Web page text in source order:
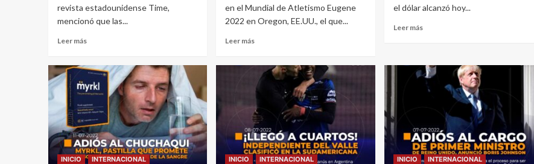
revista estadounidense Time,
mencionó que las...
Leer más
en el Mundial de Atletismo Eugene
2022 en Oregon, EE.UU., el que...
Leer más
el dólar alcanzó hoy...
Leer más
INICIO INTERNACIONAL INICIO INTERNACIONAL INICIO INTERNACIONAL